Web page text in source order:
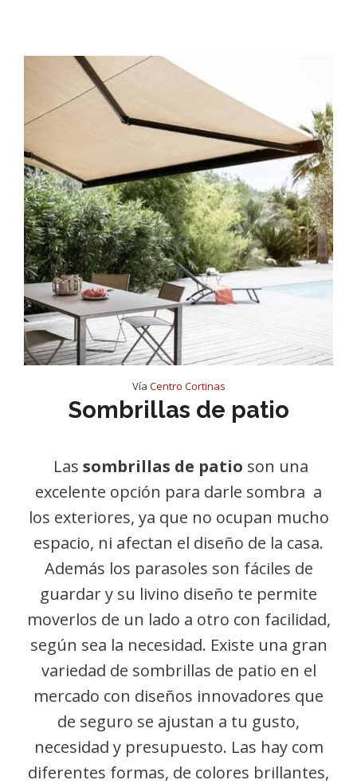
Vía Centro Cortinas
Sombrillas de patio
Las sombrillas de patio son una
excelente opción para darle sombra a
los exteriores, ya que no ocupan mucho
espacio, ni afectan el diseño de la casa.
Además los parasoles son fáciles de
guardar y su livino diseño te permite
moverlos de un lado a otro con facilidad,
según sea la necesidad. Existe una gran
variedad de sombrillas de patio en el
mercado con diseños innovadores que
de seguro se ajustan a tu gusto,
necesidad y presupuesto. Las hay com
diferentes formas, de colores brillantes,